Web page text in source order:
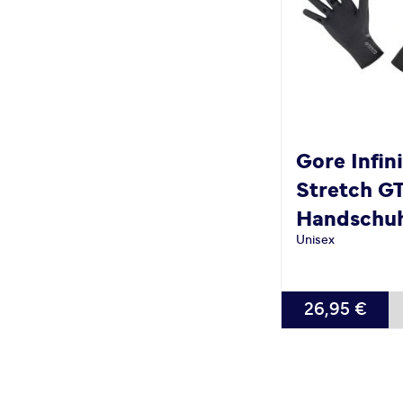
Gore
Stretch
Unisex
VERFÜGBAR
XXL
26,95 €